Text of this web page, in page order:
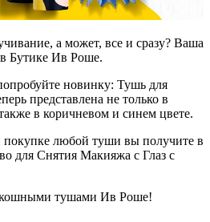
а может, все и сразу? Ваша
Бутике Ив Роше.
новинку: Тушь для
представлена не только в
в коричневом и синем цвете.
покупке любой туши вы получите в
для Снятия Макияжа с Глаз с
тушами Ив Роше!